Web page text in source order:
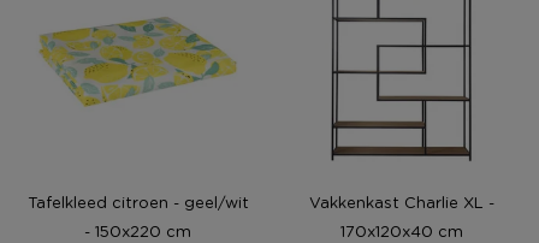
Tafelkleed citroen - geel/wit
- 150x220 cm
Vakkenkast Charlie XL -
170x120x40 cm